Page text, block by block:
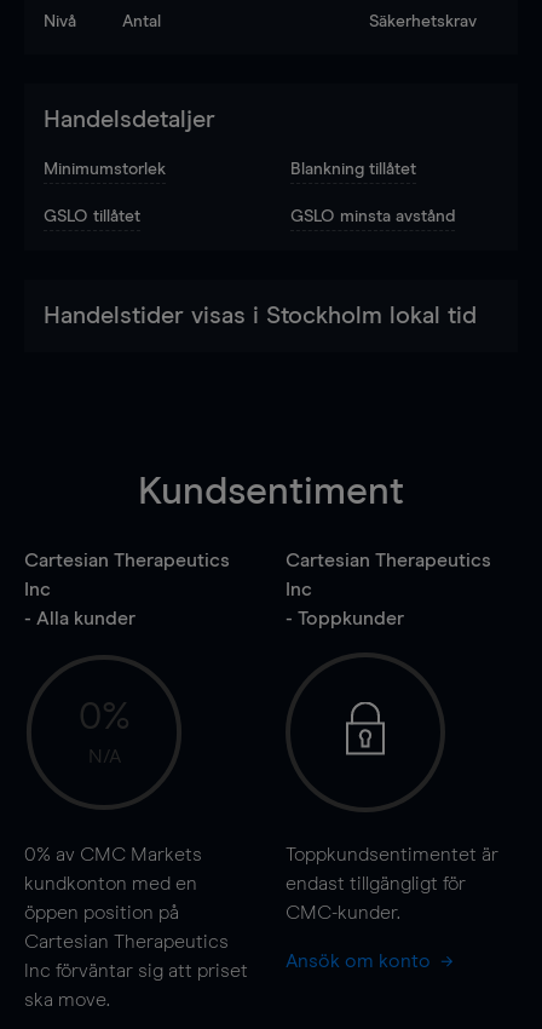
Nivå Antal Säkerhetskrav
Handelsdetaljer
Minimumstorlek Blankning tillåtet
GSLO tillåtet GSLO minsta avstånd
Handelstider visas i Stockholm lokal tid
Kundsentiment
Cartesian Therapeutics
Inc
- Alla kunder
0%
N/A
0% av CMC Markets
kundkonton med en
öppen position på
Cartesian Therapeutics
Inc förväntar sig att priset
ska move.
Cartesian Therapeutics
Inc
- Toppkunder
Toppkundsentimentet är
endast tillgängligt för
CMC-kunder.
Ansök om konto